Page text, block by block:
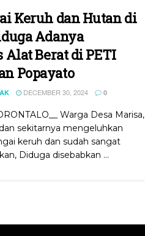
Keruh dan Hutan di
Adanya
Berat di PETI
Popayato
DECEMBER 30, 2024 0
Warga Desa Marisa,
sekitarnya mengeluhkan
keruh dan sudah sangat
Diduga disebabkan ...